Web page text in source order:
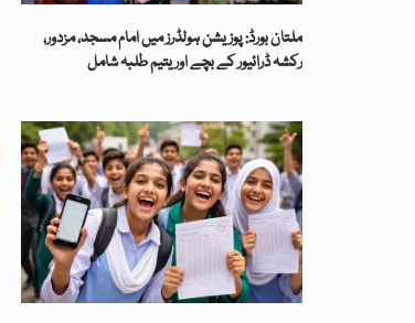
ملتان بورڈ: پوزیشن ہولڈرز میں امام مسجد، مزدور،
رکشہ ڈرائیور کے بچے اور یتیم طلبہ شامل